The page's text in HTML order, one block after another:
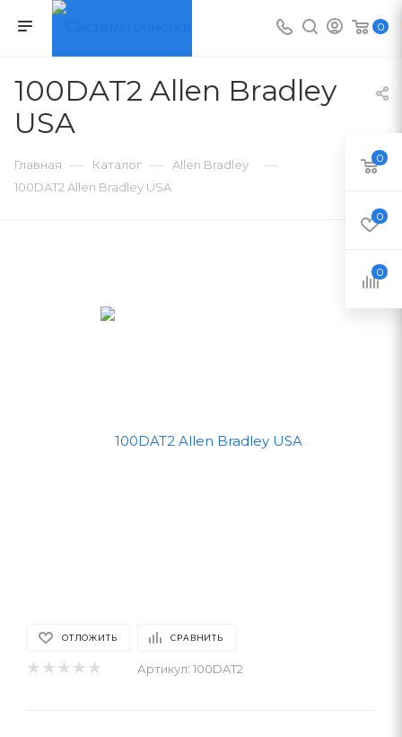
0
100DAT2 Allen Bradley
USA
Главная — Каталог — Allen Bradley —
100DAT2 Allen Bradley USA
ОТЛОЖИТЬ СРАВНИТЬ
Артикул: 100DAT2
0
0
0